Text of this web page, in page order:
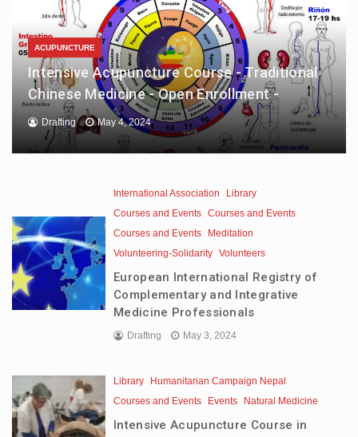
ACUPUNCTURE
Intensive Acupuncture Course - Traditional
Chinese Medicine - Open Enrollment -
Drafting May 4, 2024
International Association
Library
Courses and Events Courses and Events
Courses and Events
Meditation
Volunteering-Solidarity Volunteers
European International Registry of
Complementary and Integrative
Medicine Professionals
Drafting May 3, 2024
Library
Humanitarian Campaign Nepal
Courses and Events
Events Natural Medicine
Intensive Acupuncture Course in